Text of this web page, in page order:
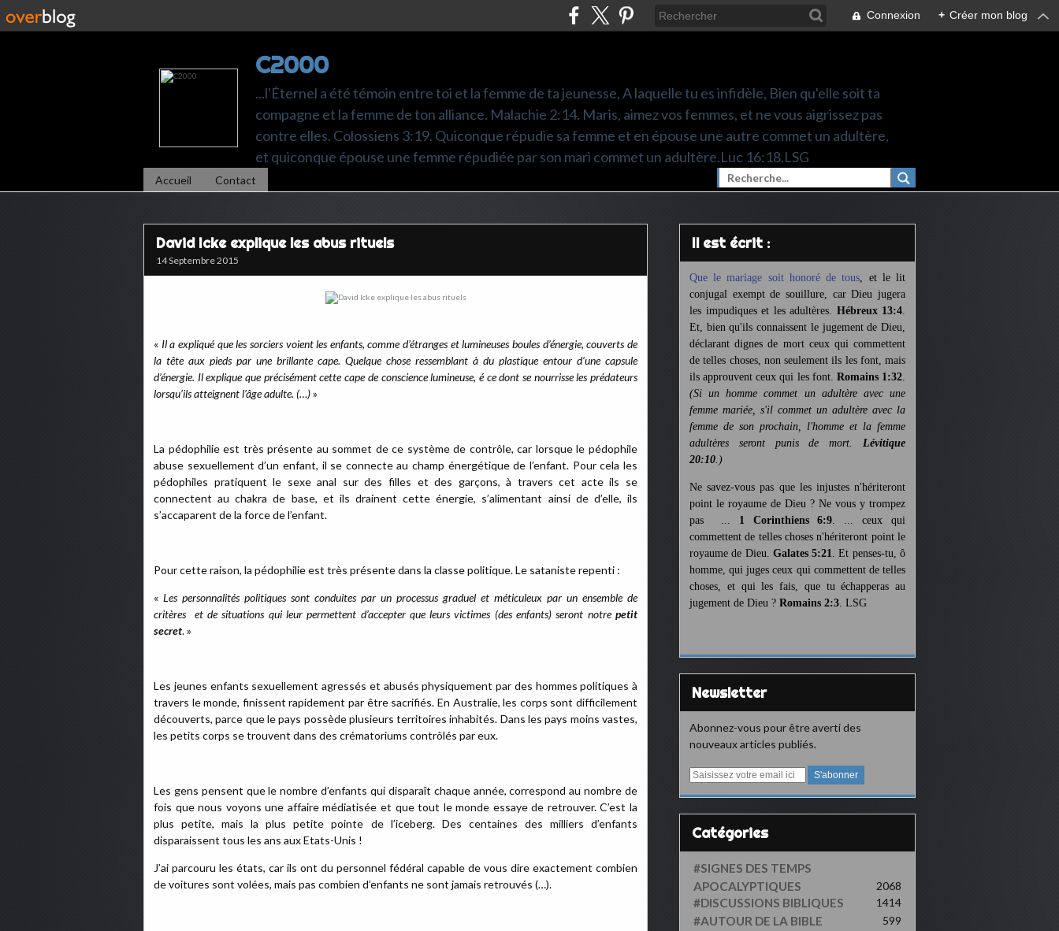
Connexion + Créer mon blog
C2000
...l'Éternel a été témoin entre toi et la femme de ta jeunesse, A laquelle tu es infidèle, Bien qu'elle soit ta
compagne et la femme de ton alliance. Malachie 2:14. Maris, aimez vos femmes, et ne vous aigrissez pas
contre elles. Colossiens 3:19. Quiconque répudie sa femme et en épouse une autre commet un adultère,
et quiconque épouse une femme répudiée par son mari commet un adultère.Luc 16:18.LSG
Accueil Contact
David Icke explique les abus rituels
14 Septembre 2015
« Il a expliqué que les sorciers voient les enfants, comme d’étranges et lumineuses boules d’énergie, couverts de
la tête aux pieds par une brillante cape. Quelque chose ressemblant à du plastique entour d’une capsule
d’énergie. Il explique que précisément cette cape de conscience lumineuse, é ce dont se nourrisse les prédateurs
lorsqu’ils atteignent l’âge adulte. (…)»
La pédophilie est très présente au sommet de ce système de contrôle, car lorsque le pédophile
abuse sexuellement d’un enfant, il se connecte au champ énergétique de l’enfant. Pour cela les
pédophiles pratiquent le sexe anal sur des filles et des garçons, à travers cet acte ils se
connectent au chakra de base, et ils drainent cette énergie, s’alimentant ainsi de d’elle, ils
s’accaparent de la force de l’enfant.
Pour cette raison, la pédophilie est très présente dans la classe politique. Le sataniste repenti :
« Les personnalités politiques sont conduites par un processus graduel et méticuleux par un ensemble de
critères et de situations qui leur permettent d’accepter que leurs victimes (des enfants) seront notre petit
secret. »
Les jeunes enfants sexuellement agressés et abusés physiquement par des hommes politiques à
travers le monde, finissent rapidement par être sacrifiés. En Australie, les corps sont difficilement
découverts, parce que le pays possède plusieurs territoires inhabités. Dans les pays moins vastes,
les petits corps se trouvent dans des crématoriums contrôlés par eux.
Les gens pensent que le nombre d’enfants qui disparaît chaque année, correspond au nombre de
fois que nous voyons une affaire médiatisée et que tout le monde essaye de retrouver. C’est la
plus petite, mais la plus petite pointe de l’iceberg. Des centaines des milliers d’enfants
disparaissent tous les ans aux Etats-Unis !
J’ai parcouru les états, car ils ont du personnel fédéral capable de vous dire exactement combien
de voitures sont volées, mais pas combien d’enfants ne sont jamais retrouvés (…).
Il est écrit :
Que le mariage soit honoré de tous, et le lit
conjugal exempt de souillure, car Dieu jugera
les impudiques et les adultères. Hébreux 13:4.
Et, bien qu'ils connaissent le jugement de Dieu,
déclarant dignes de mort ceux qui commettent
de telles choses, non seulement ils les font, mais
ils approuvent ceux qui les font. Romains 1:32.
(Si un homme commet un adultère avec une
femme mariée, s'il commet un adultère avec la
femme de son prochain, l'homme et la femme
adultères seront punis de mort. Lévitique
20:10.)
Ne savez-vous pas que les injustes n'hériteront
point le royaume de Dieu ? Ne vous y trompez
pas ... 1 Corinthiens 6:9. ... ceux qui
commettent de telles choses n'hériteront point le
royaume de Dieu. Galates 5:21. Et penses-tu, ô
homme, qui juges ceux qui commettent de telles
choses, et qui les fais, que tu échapperas au
jugement de Dieu ? Romains 2:3. LSG
Newsletter
Abonnez-vous pour être averti des
nouveaux articles publiés.
E
a
i
Catégories
#SIGNES DES TEMPS
APOCALYPTIQUES 2068
#DISCUSSIONS BIBLIQUES 1414
#AUTOUR DE LA BIBLE 599